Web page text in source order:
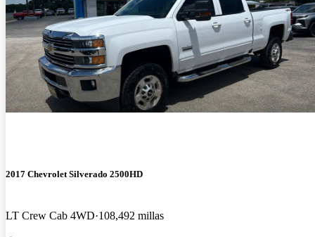
2017 Chevrolet Silverado 2500HD
LT Crew Cab 4WD 108,492 millas